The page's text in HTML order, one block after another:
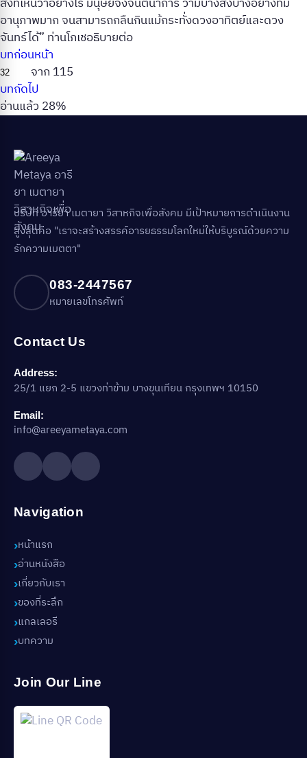
อานุภาพมาก จนสามารถกลืนกินแม้กระทั่งดวงอาทิตย์และดวง
จันทร์ได้” ท่านโภเชอธิบายต่อ
บทก่อนหน้า
จาก 115
บทถัดไป
อ่านแล้ว 28%
บริษัท อารียา เมตายา วิสาหกิจเพื่อสังคม มีเป้าหมายการดำเนินงาน
สูงสุดคือ "เราจะสร้างสรรค์อารยธรรมโลกใหม่ให้บริบูรณ์ด้วยความ
รักความเมตตา"
083-2447567
หมายเลขโทรศัพท์
Contact Us
Address:
25/1 แยก 2-5 แขวงท่าข้าม บางขุนเทียน กรุงเทพฯ 10150
Email:
info@areeyametaya.com
Navigation
หน้าแรก
อ่านหนังสือ
เกี่ยวกับเรา
ของที่ระลึก
แกลเลอรี
บทความ
Join Our Line